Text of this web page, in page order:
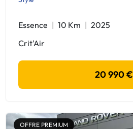
Essence 10 Km
2025
Crit'Air
20 990 €
OFFRE PREMIUM